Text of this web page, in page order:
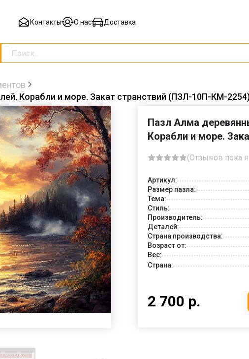
Контакты О нас Доставка
Корабли и море. Закат странствий (ПЗЛ-10П-КМ-
Пазл Алма
Корабли и море.
(Отзывов пока
Артикул:
Размер пазла:
Тема:
Стиль:
Производитель:
Деталей:
Страна производства:
Возраст от:
Вес:
Страна:
2 700 р.